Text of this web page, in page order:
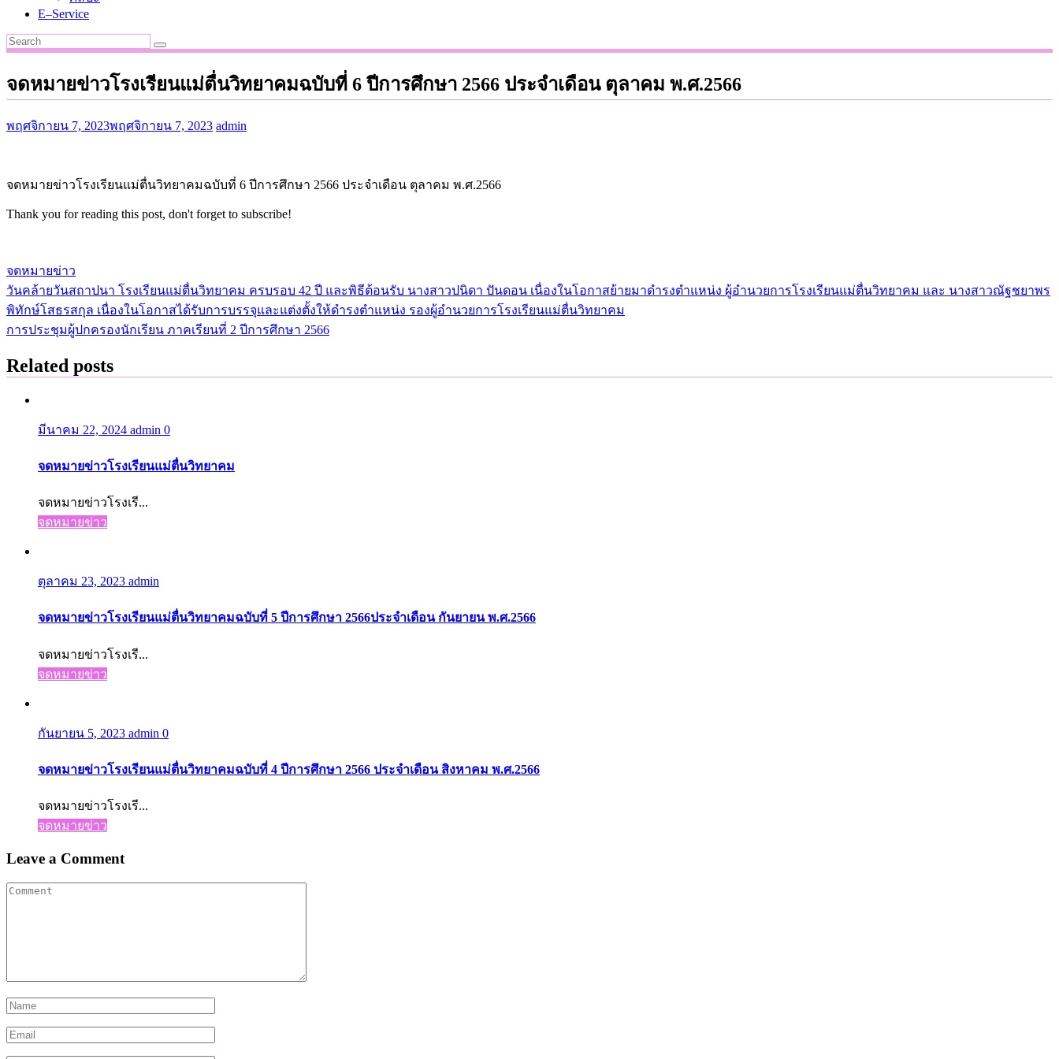
E–Service
จดหมายข่าวโรงเรียนแม่ตื่นวิทยาคมฉบับที่ 6 ปีการศึกษา 2566 ประจำเดือน ตุลาคม พ.ศ.2566
พฤศจิกายน 7, 2023พฤศจิกายน 7, 2023 admin
จดหมายข่าวโรงเรียนแม่ตื่นวิทยาคมฉบับที่ 6 ปีการศึกษา 2566 ประจำเดือน ตุลาคม พ.ศ.2566
Thank you for reading this post, don't forget to subscribe!
จดหมายข่าว
แนะแนว
เรื่อง
วันคล้ายวันสถาปนา โรงเรียนแม่ตื่นวิทยาคม ครบรอบ 42 ปี และพิธีต้อนรับ นางสาวปนิดา ปันดอน เนื่องในโอกาสย้ายมาดำรงตำแหน่ง ผู้อำนวยการโรงเรียนแม่ตื่นวิทยาคม และ นางสาวณัฐชยาพร
พิทักษ์โสธรสกุล เนื่องในโอกาสได้รับการบรรจุและแต่งตั้งให้ดำรงตำแหน่ง รองผู้อำนวยการโรงเรียนแม่ตื่นวิทยาคม
การประชุมผู้ปกครองนักเรียน ภาคเรียนที่ 2 ปีการศึกษา 2566
Related posts
มีนาคม 22, 2024 admin 0
จดหมายข่าวโรงเรียนแม่ตื่นวิทยาคม
จดหมายข่าวโรงเรี...
จดหมายข่าว
ตุลาคม 23, 2023 admin
จดหมายข่าวโรงเรียนแม่ตื่นวิทยาคมฉบับที่ 5 ปีการศึกษา 2566ประจำเดือน กันยายน พ.ศ.2566
จดหมายข่าวโรงเรี...
จดหมายข่าว
กันยายน 5, 2023 admin 0
จดหมายข่าวโรงเรียนแม่ตื่นวิทยาคมฉบับที่ 4 ปีการศึกษา 2566 ประจำเดือน สิงหาคม พ.ศ.2566
จดหมายข่าวโรงเรี...
จดหมายข่าว
Leave a Comment